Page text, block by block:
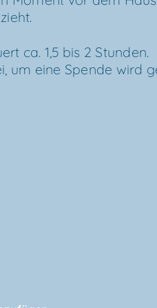
ca. 1,5 bis 2 Stun­den.
um eine Spen­de wird